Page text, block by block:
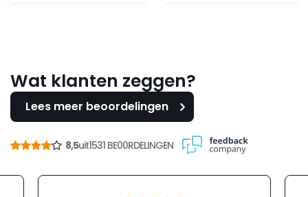
Wat klanten zeggen?
Lees meer beoordelingen
8,5uit1531 BE00RDELINGEN